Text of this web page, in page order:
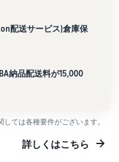
配送サービス)倉庫保
納品配送料が15,000
ては各種要件がございます。
詳しくはこちら